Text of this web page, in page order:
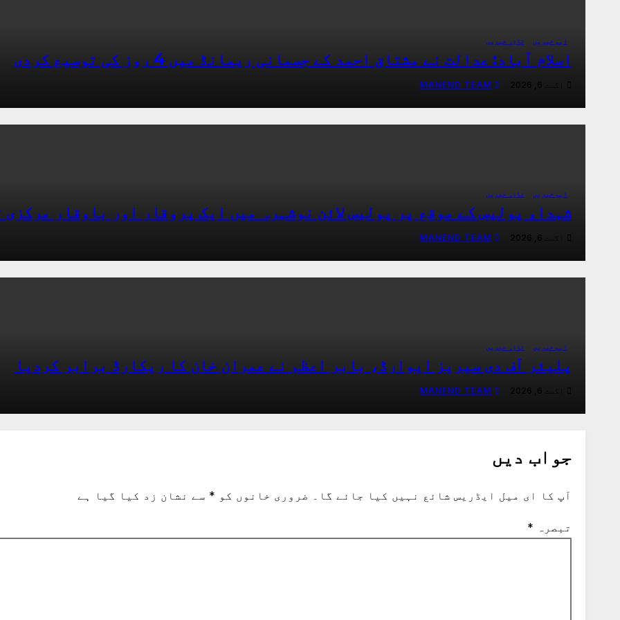
اہم خبریں تازہ خبریں
اسلام آباد: عدالت نے مشتاق احمد کے جسمانی ریمانڈ میں 4 روز کی توسیع کردی
MANEND TEAM
اہم خبریں تازہ خبریں
شہداء پولیس کے موقع پر پولیس لائن نوشہرہ میں ایک پروقار اور باوقار مرکزی
MANEND TEAM
اہم خبریں تازہ خبریں
پلیئر آف دی سیریز ایوارڈ، بابر اعظم نے عمران خان کا ریکارڈ برابر کردیا
MANEND TEAM
جواب دیں
آپ کا ای میل ایڈریس شائع نہیں کیا جائے گا۔ ضروری خانوں کو * سے نشان زد کیا گیا ہے
تبصرہ *